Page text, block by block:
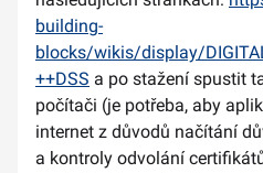
building-
blocks/wikis/display/
++DSS a po stažení spustit
počítači (je potřeba, aby
internet z důvodů načítání
a kontroly odvolání